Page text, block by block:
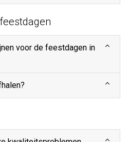
voor de feestdagen in